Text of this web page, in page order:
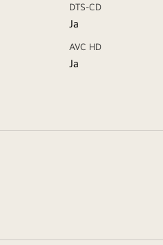
DTS-CD
Ja
AVC HD
Ja